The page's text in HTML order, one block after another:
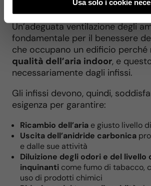
Usa solo i cookie
Un’adeguata ventilazione degli
fondamentale per il benessere
che occupano un edificio perché
qualità dell’aria indoor, e
necessariamente dagli infissi.
Gli infissi devono, quindi,
esigenza per garantire:
Ricambio dell’aria e giusto livello
Uscita dell’anidride carbonica
e dalle sue attività
Diluizione degli odori e del livello
inquinanti come fumo di tabacco,
uso di prodotti chimici